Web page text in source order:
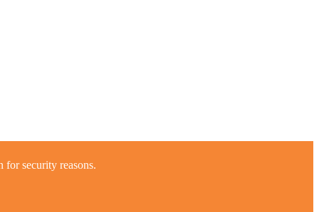
for security reasons.